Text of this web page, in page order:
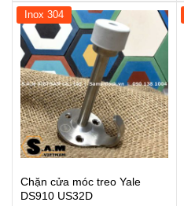
là:
97.900 ₫.
tại
là:
73.000 ₫.
Inox 304
Chặn cửa móc treo Yale
DS910 US32D